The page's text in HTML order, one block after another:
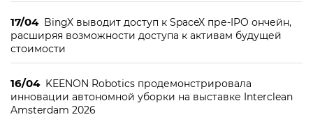
17/04 BingX выводит доступ к SpaceX пре-IPO ончейн,
расширяя возможности доступа к активам будущей
стоимости
16/04 KEENON Robotics продемонстрировала
инновации автономной уборки на выставке Interclean
Amsterdam 2026